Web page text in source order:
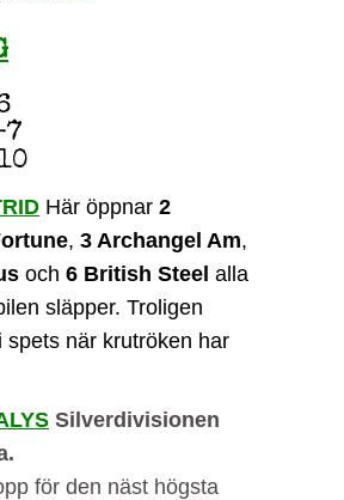
Här öppnar 2
, 3 Archangel Am,
och 6 British Steel alla
släpper. Troligen
spets när krutröken har
Silverdivisionen
för den näst högsta